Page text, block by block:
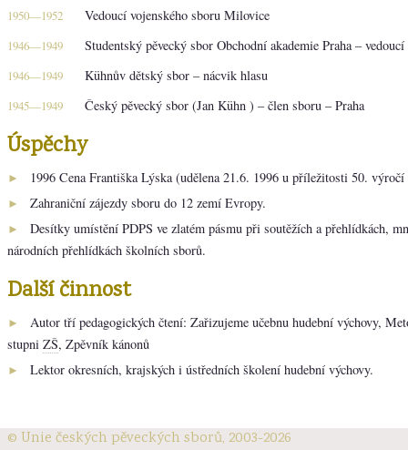
1950—1952 Vedoucí vojenského sboru Milovice
1946—1949 Studentský pěvecký sbor Obchodní akademie Praha –
1946—1949 Kühnův dětský sbor – nácvik hlasu
1945—1949 Český pěvecký sbor (Jan Kühn ) – člen sboru – Praha
Úspěchy
► 1996 Cena Františka Lýska (udělena 21.6. 1996 u příležitosti 50. výročí
► Zahraniční zájezdy sboru do 12 zemí Evropy.
►
Desítky umístění PDPS ve zlatém pásmu při soutěžích a přehlídkách,
národních přehlídkách školních sborů.
Další činnost
►
Autor tří pedagogických čtení: Zařizujeme učebnu hudební výchovy,
stupni ZŠ, Zpěvník kánonů
► Lektor okresních, krajských i ústředních školení hudební výchovy.
© Unie českých pěveckých sborů, 2003-2026